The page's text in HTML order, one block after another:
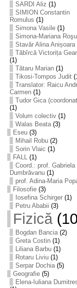
SARDI Aliz (1)
SIMION Constantin
Romulus (1)
Simona Vasile(1)
Simona-Mariana Roşu
Stavăr Alina Anișoara
Tăbîrcă Victorița
(1)
Tătaru Marian(1)
Tikosi-Tompos Judit
Translator: Raicu
Carmen(1)
Tudor Gica
(1)
Volum colectiv(1)
Walas Beata(3)
Eseu(3)
Mihail Robu(2)
Sorin Vlaic (1)
FALL(1)
Coord.: prof. Gabriela
Dumbrăvanu(1)
prof. Adina-Maria
Filosofie(3)
Iosefina Schirger(1)
Petru Ababii (3)
Fizică
Bogdan Bancia(2)
Greta Costin(1)
Liliana Barbu(1)
Rotaru Liviu(1)
Serpar Dochia(5)
Geografie(5)
Elena-Iuliana